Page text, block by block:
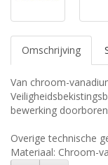
Omschrijving
Van chroom-
bewerking
Overige technische
Materiaal: Chroom-